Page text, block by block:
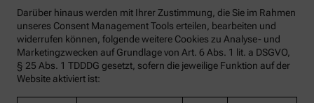
Darüber hinaus werden mit Ihrer Zustimmung, die Sie im Rahmen
unseres Consent Management Tools erteilen, bearbeiten und
widerrufen können, folgende weitere Cookies zu Analyse- und
Marketingzwecken auf Grundlage von Art. 6 Abs. 1 lit. a DSGVO,
§ 25 Abs. 1 TDDDG gesetzt, sofern die jeweilige Funktion auf der
Website aktiviert ist: